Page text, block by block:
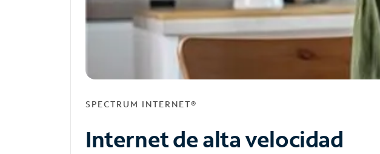
SPECTRUM INTERNET®
Internet de alta velocidad